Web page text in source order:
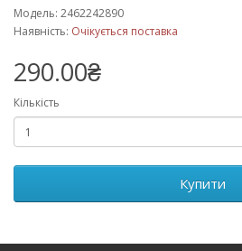
Модель: 2462242890
Наявність: Очікується поставка
290.00₴
Кількість
Купити